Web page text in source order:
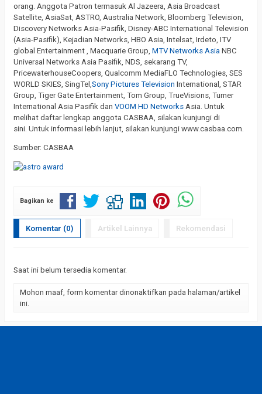
orang. Anggota Patron termasuk Al Jazeera, Asia Broadcast
Satellite, AsiaSat, ASTRO, Australia Network, Bloomberg Television,
Discovery Networks Asia-Pasifik, Disney-ABC International Television
(Asia-Pasifik), Kejadian Networks, HBO Asia, Intelsat, Irdeto, ITV
global Entertainment , Macquarie Group, MTV Networks Asia NBC
Universal Networks Asia Pasifik, NDS, sekarang TV,
PricewaterhouseCoopers, Qualcomm MediaFLO Technologies, SES
WORLD SKIES, SingTel, Sony Pictures Television International, STAR
Group, Tiger Gate Entertainment, Tom Group, TrueVisions, Turner
International Asia Pasifik dan VOOM HD Networks Asia. Untuk
melihat daftar lengkap anggota CASBAA, silakan kunjungi di
sini. Untuk informasi lebih lanjut, silakan kunjungi www.casbaa.com.
Sumber: CASBAA
Bagikan ke
Komentar (0) Artikel Lainnya Rekomendasi
Saat ini belum tersedia komentar.
Mohon maaf, form komentar dinonaktifkan pada halaman/artikel
ini.